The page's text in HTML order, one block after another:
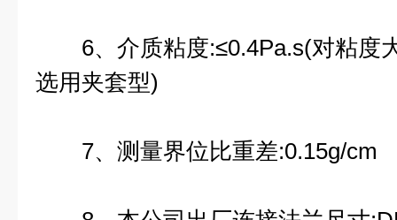
6、介质粘度:≤0.4Pa.s(对粘度
选用夹套型)
7、测量界位比重差:0.15g/cm